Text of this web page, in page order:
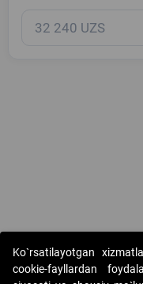
Copyright © 2017-2026.
AJ. Barcha huquqlar
Ko`rsatilayotgan
cookie-fayllardan